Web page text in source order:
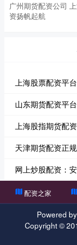
广州期货配资公司
资扬帆起航
上海股票配资平
山东期货配资平
上海股指期货配
天津期货配资正
网上炒股配资：
配资之家
Powered by
Copyright©